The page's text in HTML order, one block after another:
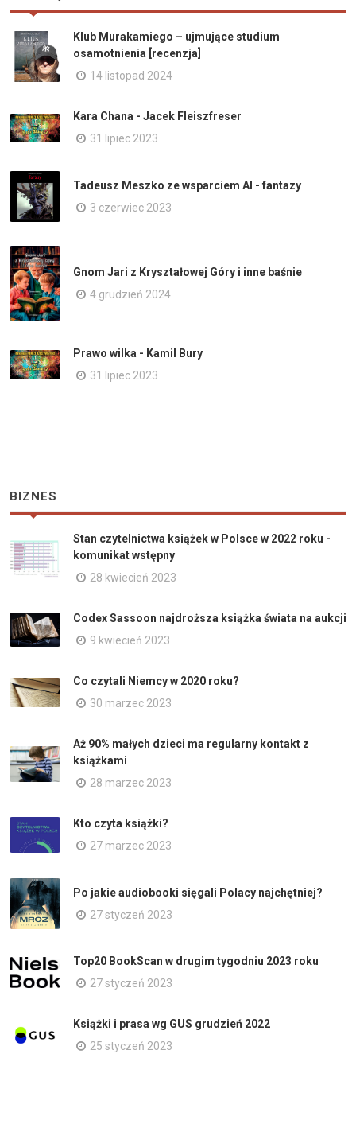
Klub Murakamiego – ujmujące studium
osamotnienia [recenzja]
14 listopad 2024
Kara Chana - Jacek Fleiszfreser
31 lipiec 2023
Tadeusz Meszko ze wsparciem AI - fantazy
3 czerwiec 2023
Gnom Jari z Kryształowej Góry i inne baśnie
4 grudzień 2024
Prawo wilka - Kamil Bury
31 lipiec 2023
BIZNES
Stan czytelnictwa książek w Polsce w 2022 roku -
komunikat wstępny
28 kwiecień 2023
Codex Sassoon najdroższa książka świata na aukcji
9 kwiecień 2023
Co czytali Niemcy w 2020 roku?
30 marzec 2023
Aż 90% małych dzieci ma regularny kontakt z
książkami
28 marzec 2023
Kto czyta książki?
27 marzec 2023
Po jakie audiobooki sięgali Polacy najchętniej?
27 styczeń 2023
Top20 BookScan w drugim tygodniu 2023 roku
27 styczeń 2023
Książki i prasa wg GUS grudzień 2022
25 styczeń 2023